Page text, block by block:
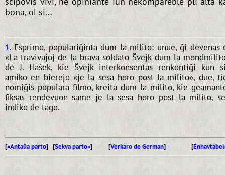
bona, ol si...
1. Esprimo, populariĝinta dum la milito: unue, ĝi devenas
«La travivaĵoj de la brava soldato Ŝvejk dum la
de J. Haŝek, kie Ŝvejk interkonsentas renkontiĝi kun
amiko en bierejo «je la sesa horo post la milito», due,
nomiĝis populara filmo, kreita dum la milito, kie
fiksas rendevuon same je la sesa horo post la milito,
indiko de tago.
[«Antaŭa parto] [Sekva parto»] [Verkaro de German] [